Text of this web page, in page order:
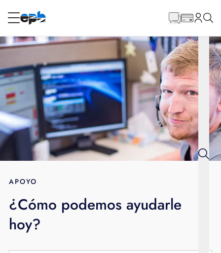
RESIDENCIAL
Internet
Energía
Televisión
BLOG
APOYO
principal
APOYO
¿Cómo podemos ayudarle
hoy?